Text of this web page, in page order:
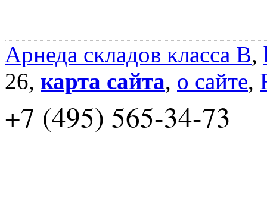
Арнеда складов класса B,
26, карта сайта, о сайте,
+7 (495) 565-34-73